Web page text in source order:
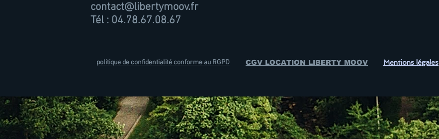
contact@libertymoov.fr
Tél : 04.78.67.08.67
politique de confidentialité conforme au RGPD CGV LOCATION LIBERTY MOOV Mentions légales